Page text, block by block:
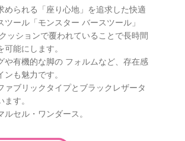
められる「座り心地」を追求した快適
ツール「モンスター バースツール」
ッションで覆われていることで長時間
能にします。
や有機的な脚の フォルムなど、存在感
も魅力です。
ァブリックタイプとブラックレザータ
す。
セル・ワンダース。